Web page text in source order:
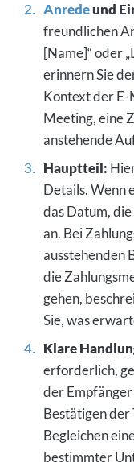
Anredeund
freundlichen
[Name]“ oder
erinnern Sie
Kontext der E-
Meeting, eine
anstehende
Hauptteil:
Details. Wenn
das Datum,
an. Bei
ausstehenden
die
gehen,
Sie, was
Klare
erforderlich,
der Empfänger
Bestätigen der
Begleichen
bestimmter